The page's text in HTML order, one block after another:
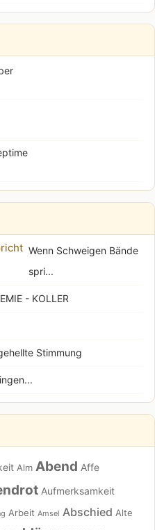
Wenn Schweigen Bände
spri...
- KOLLER
Stimmung
Alm Abend Affe
Aufmerksamkeit
Arbeit Amsel Abschied Alte